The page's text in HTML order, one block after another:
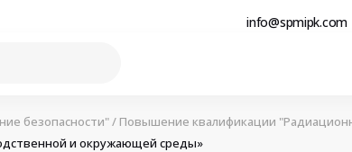
info@spmipk.com
безопасности"/ Повышение квалификации
и окружающей среды»